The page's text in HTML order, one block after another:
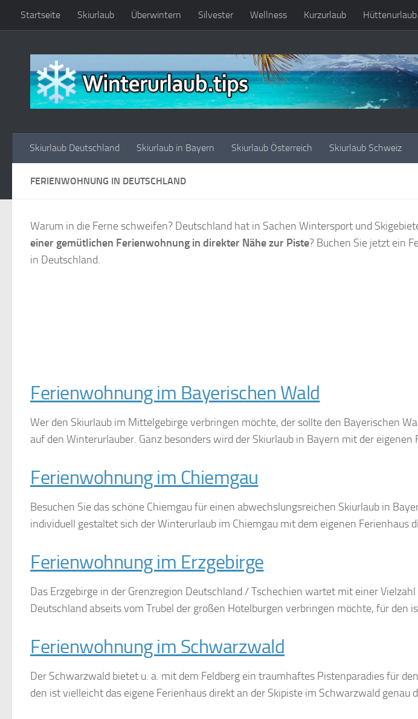
Zum Inhalt springen
Startseite Skiurlaub Überwintern Silvester Wellness Kurzurlaub Hüttenurlaub
Skiurlaub Deutschland Skiurlaub in Bayern Skiurlaub Österreich Skiurlaub Schweiz
FERIENWOHNUNG IN DEUTSCHLAND
Warum in die Ferne schweifen? Deutschland hat in Sachen Wintersport und
einer gemütlichen Ferienwohnung in direkter Nähe zur Piste? Buchen Sie jetzt ein
in Deutschland.
Ferienwohnung im Bayerischen Wald
Wer den Skiurlaub im Mittelgebirge verbringen möchte, der sollte den Bayerischen
auf den Winterurlauber. Ganz besonders wird der Skiurlaub in Bayern mit der eigenen
Ferienwohnung im Chiemgau
Besuchen Sie das schöne Chiemgau für einen abwechslungsreichen Skiurlaub in
individuell gestaltet sich der Winterurlaub im Chiemgau mit dem eigenen Ferienhaus
Ferienwohnung im Erzgebirge
Das Erzgebirge in der Grenzregion Deutschland / Tschechien wartet mit einer
Deutschland abseits vom Trubel der großen Hotelburgen verbringen möchte, für den
Ferienwohnung im Schwarzwald
Der Schwarzwald bietet u. a. mit dem Feldberg ein traumhaftes Pistenparadies für
den ist vielleicht das eigene Ferienhaus direkt an der Skipiste im Schwarzwald genau